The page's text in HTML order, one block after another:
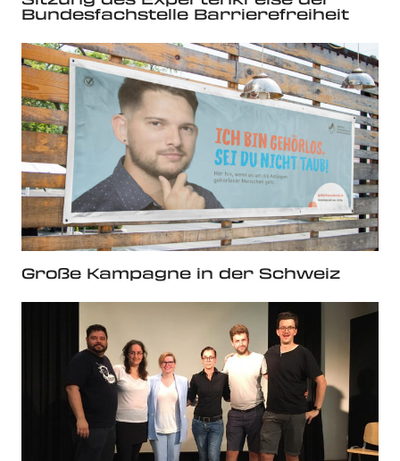
Bundesfachstelle Barrierefreiheit
Große Kampagne in der Schweiz